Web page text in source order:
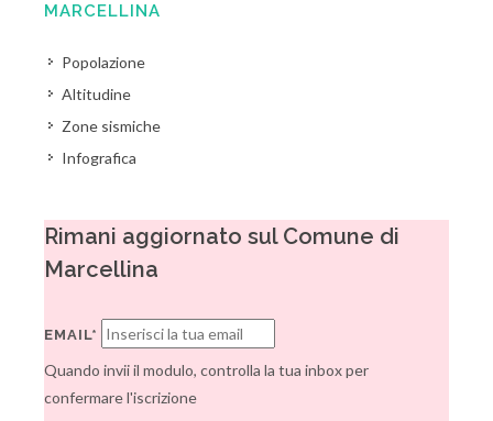
MARCELLINA
Popolazione
Altitudine
Zone sismiche
Infografica
Rimani aggiornato sul Comune di
Marcellina
EMAIL*
Quando invii il modulo, controlla la tua inbox per
confermare l'iscrizione